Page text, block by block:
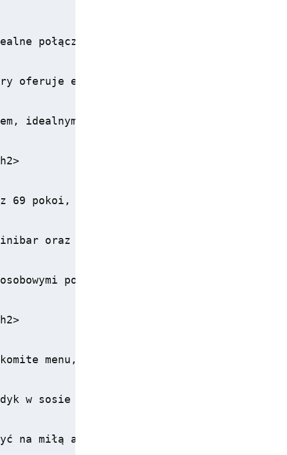
połączenie komfortu i atrakcji może
oferuje eleganckie sale weselne oraz
idealnym na relaks i zdjęcia w
z 69 pokoi, w tym 14 apartamentów, które
oraz telewizor, co podnosi
pozwala dostosować
menu, które obejmuje zarówno
w sosie morelowym oraz pieczone
miłą atmosferę, która sprzyja zarówno